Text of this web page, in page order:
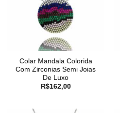
Colar Mandala Colorida
Com Zirconias Semi Joias
De Luxo
R$162,00